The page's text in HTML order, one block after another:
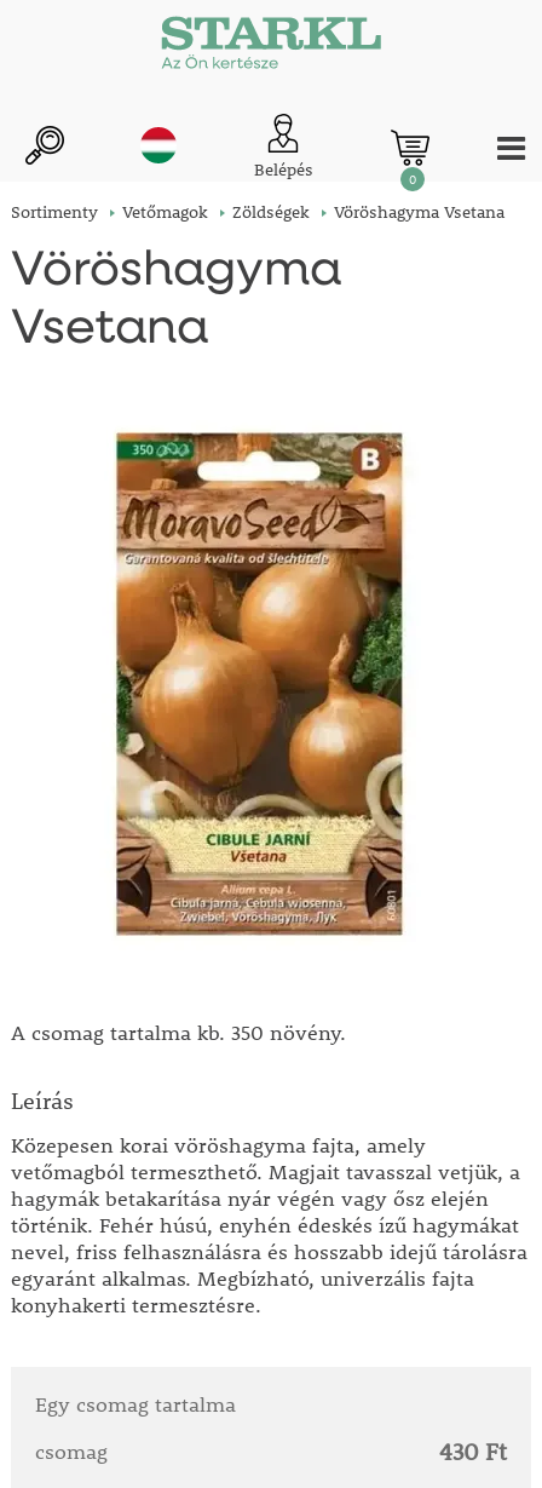
Belépés 0
Sortimenty Vetőmagok Zöldségek Vöröshagyma Vsetana
Vöröshagyma
Vsetana
A csomag tartalma kb. 350 növény.
Leírás
Közepesen korai vöröshagyma fajta, amely
vetőmagból termeszthető. Magjait tavasszal vetjük, a
hagymák betakarítása nyár végén vagy ősz elején
történik. Fehér húsú, enyhén édeskés ízű hagymákat
nevel, friss felhasználásra és hosszabb idejű tárolásra
egyaránt alkalmas. Megbízható, univerzális fajta
konyhakerti termesztésre.
Egy csomag tartalma
csomag
430 Ft